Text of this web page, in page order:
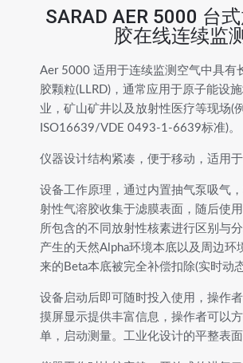
SARAD AER 5000 台
胶在线连续监
Aer 5000 适用于连续监测空气中具有
胶颗粒(LLRD)，通常应用于原子能设
业，矿山矿井以及放射性医疗等现场(
ISO16639/VDE 0493-1-6639标准)。
仪器设计结构紧凑，便于移动，适用于
设备工作原理，通过内置抽气泵吸气
射性气溶胶收集于滤膜表面，随后使
所包含的不同放射性核素进行区别与
产生的天然Alpha环境本底以及周边环
来的Beta本底被完全补偿扣除(实时动
设备启动后即可随时投入使用，操作
摸屏显示提供丰富信息，操作者可以
单，启动测量。工业化设计的平整表面